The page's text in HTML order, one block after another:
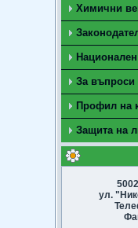
Химични
Национален
За въпроси
Профил на
Защита на
ул.